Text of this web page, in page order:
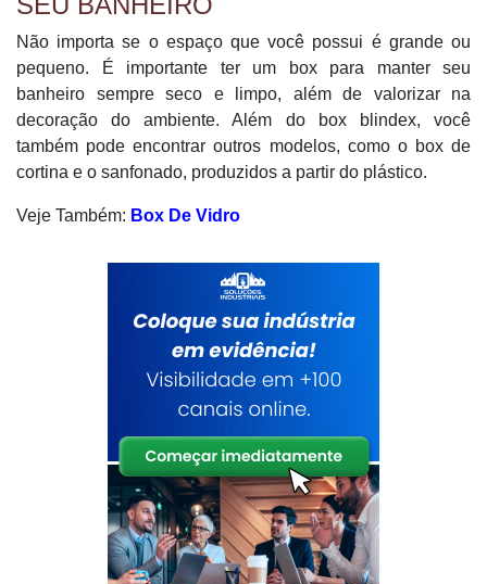
Não importa se o espaço que você possui é grande ou
pequeno. É importante ter um box para manter seu
banheiro sempre seco e limpo, além de valorizar na
decoração do ambiente. Além do box blindex, você
também pode encontrar outros modelos, como o box de
cortina e o sanfonado, produzidos a partir do plástico.
Veje Também: Box De Vidro